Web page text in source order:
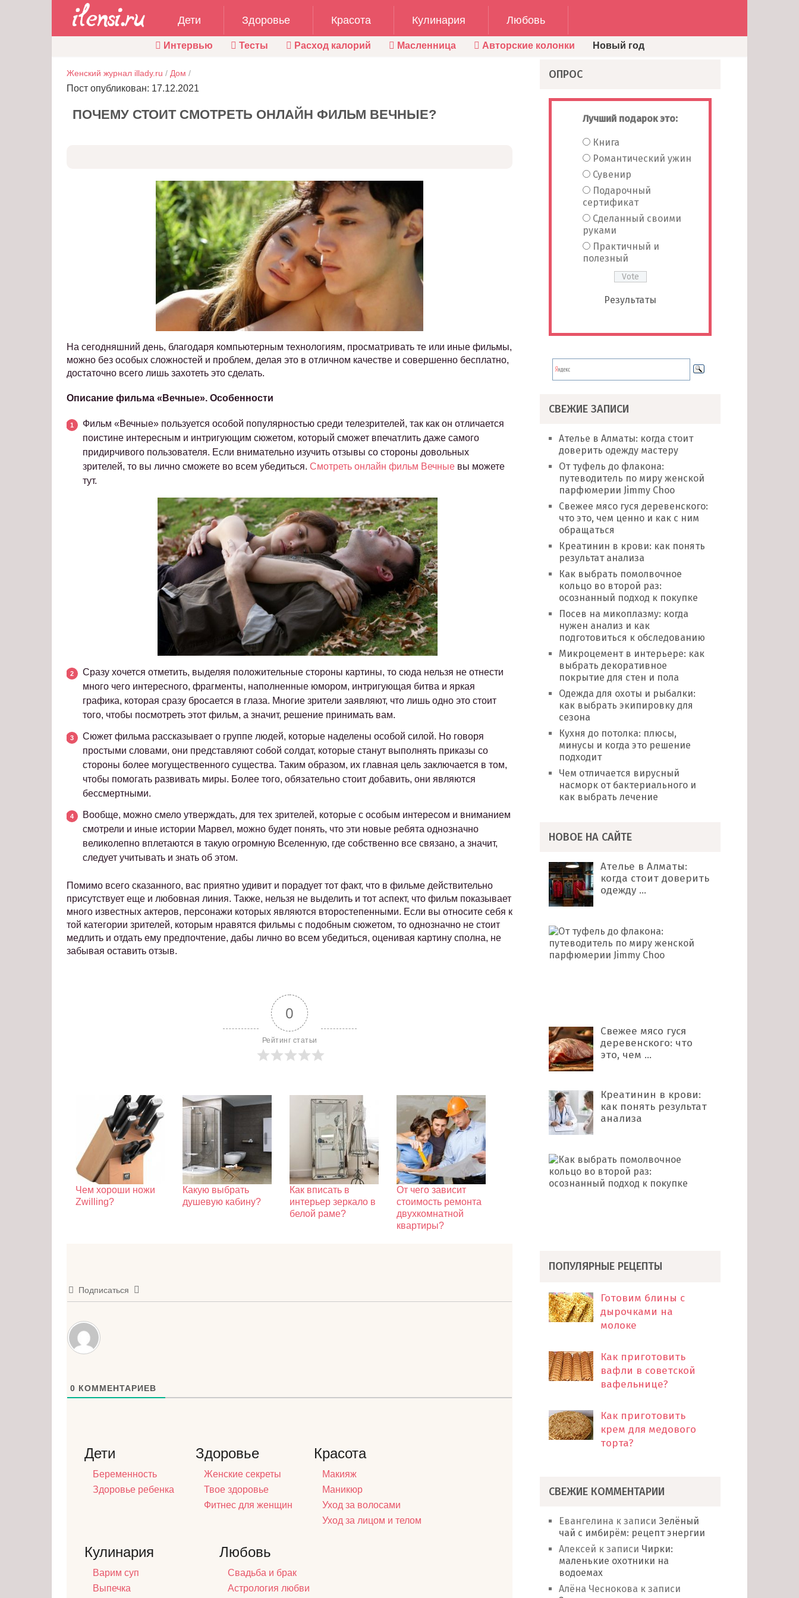
Дети Здоровье Красота Кулинария Любовь
Интервью Тесты Расход калорий Масленница Авторские колонки Новый год
Женский журнал illady.ru / Дом /
Пост опубликован: 17.12.2021
ПОЧЕМУ СТОИТ СМОТРЕТЬ ОНЛАЙН ФИЛЬМ ВЕЧНЫЕ?
На сегодняшний день, благодаря компьютерным технологиям, просматривать те или иные фильмы,
можно без особых сложностей и проблем, делая это в отличном качестве и совершенно бесплатно,
достаточно всего лишь захотеть это сделать.
Описание фильма «Вечные». Особенности
Фильм «Вечные» пользуется особой популярностью среди телезрителей, так как он отличается
поистине интересным и интригующим сюжетом, который сможет впечатлить даже самого
придирчивого пользователя. Если внимательно изучить отзывы со стороны довольных
зрителей, то вы лично сможете во всем убедиться. Смотреть онлайн фильм Вечные вы можете
тут.
Сразу хочется отметить, выделяя положительные стороны картины, то сюда нельзя не отнести
много чего интересного, фрагменты, наполненные юмором, интригующая битва и яркая
графика, которая сразу бросается в глаза. Многие зрители заявляют, что лишь одно это стоит
того, чтобы посмотреть этот фильм, а значит, решение принимать вам.
Сюжет фильма рассказывает о группе людей, которые наделены особой силой. Но говоря
простыми словами, они представляют собой солдат, которые станут выполнять приказы со
стороны более могущественного существа. Таким образом, их главная цель заключается в том,
чтобы помогать развивать миры. Более того, обязательно стоит добавить, они являются
бессмертными.
Вообще, можно смело утверждать, для тех зрителей, которые с особым интересом и вниманием
смотрели и иные истории Марвел, можно будет понять, что эти новые ребята однозначно
великолепно вплетаются в такую огромную Вселенную, где собственно все связано, а значит,
следует учитывать и знать об этом.
Помимо всего сказанного, вас приятно удивит и порадует тот факт, что в фильме действительно
присутствует еще и любовная линия. Также, нельзя не выделить и тот аспект, что фильм показывает
много известных актеров, персонажи которых являются второстепенными. Если вы относите себя к
той категории зрителей, которым нравятся фильмы с подобным сюжетом, то однозначно не стоит
медлить и отдать ему предпочтение, дабы лично во всем убедиться, оценивая картину сполна, не
забывая оставить отзыв.
0
Рейтинг статьи
Чем хороши ножи
Zwilling?
Какую выбрать
душевую кабину?
Как вписать в
интерьер зеркало в
белой раме?
От чего зависит
стоимость ремонта
двухкомнатной
квартиры?
Подписаться
0 КОММЕНТАРИЕВ
Дети
Беременность
Здоровье ребенка
Здоровье
Женские секреты
Твое здоровье
Фитнес для женщин
Красота
Макияж
Маникюр
Уход за волосами
Уход за лицом и телом
Кулинария
Варим суп
Выпечка
Любовь
Свадьба и брак
Астрология любви
ОПРОС
Лучший подарок это:
Книга
Романтический ужин
Сувенир
Подарочный
сертификат
Сделанный своими
руками
Практичный и
полезный
Результаты
СВЕЖИЕ ЗАПИСИ
Ателье в Алматы: когда стоит
доверить одежду мастеру
От туфель до флакона:
путеводитель по миру женской
парфюмерии Jimmy Choo
Свежее мясо гуся деревенского:
что это, чем ценно и как с ним
обращаться
Креатинин в крови: как понять
результат анализа
Как выбрать помолвочное
кольцо во второй раз:
осознанный подход к покупке
Посев на микоплазму: когда
нужен анализ и как
подготовиться к обследованию
Микроцемент в интерьере: как
выбрать декоративное
покрытие для стен и пола
Одежда для охоты и рыбалки:
как выбрать экипировку для
сезона
Кухня до потолка: плюсы,
минусы и когда это решение
подходит
Чем отличается вирусный
насморк от бактериального и
как выбрать лечение
НОВОЕ НА САЙТЕ
Ателье в Алматы:
когда стоит доверить
одежду …
Свежее мясо гуся
деревенского: что
это, чем …
Креатинин в крови:
как понять результат
анализа
ПОПУЛЯРНЫЕ РЕЦЕПТЫ
Готовим блины с
дырочками на
молоке
Как приготовить
вафли в советской
вафельнице?
Как приготовить
крем для медового
торта?
СВЕЖИЕ КОММЕНТАРИИ
Евангелина к записиЗелёный
чай с имбирём: рецепт энергии
Алексей к записи Чирки:
маленькие охотники на
водоемах
Алёна Чеснокова к записи